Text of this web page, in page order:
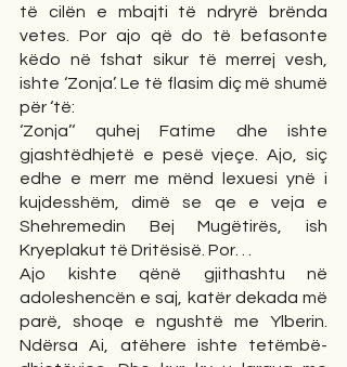
të cilën e mbajti të ndryrë brënda
vetes. Por ajo që do të befasonte
këdo në fshat sikur të merrej vesh,
ishte ‘Zonja’. Le të flasim diç më shumë
për ‘të:
‘Zonja’‘ quhej Fatime dhe ishte
gjashtëdhjetë e pesë vjeçe. Ajo, siç
edhe e merr me mënd lexuesi ynë i
kujdesshëm, dimë se qe e veja e
Shehremedin Bej Mugëtirës, ish
Kryeplakut të Dritësisë. Por. . .
Ajo kishte qënë gjithashtu në
adoleshencën e saj, katër dekada më
parë, shoqe e ngushtë me Ylberin.
Ndërsa Ai, atëhere ishte tetëmbë-